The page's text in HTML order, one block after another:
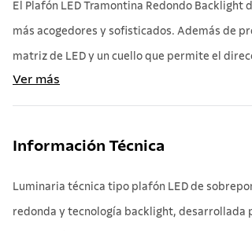
El Plafón LED Tramontina Redondo Backlight
más acogedores y sofisticados. Además de
matriz de LED y un cuello que permite el
Ver más
Información Técnica
Luminaria técnica tipo plafón LED de
redonda y tecnología backlight, desarrollada